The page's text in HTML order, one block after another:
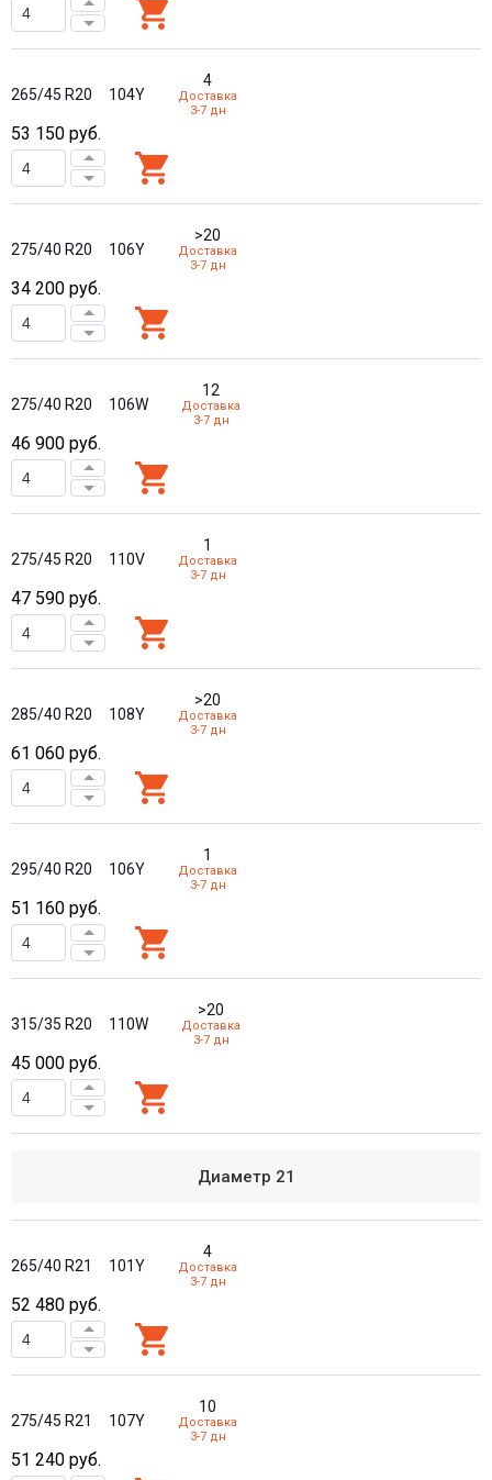
265/45 R20 104Y
4
Доставка
3-7 дн
53 150 руб.
275/40 R20 106Y
>20
Доставка
3-7 дн
34 200 руб.
275/40 R20 106W
12
Доставка
3-7 дн
46 900 руб.
275/45 R20 110V
1
Доставка
3-7 дн
47 590 руб.
285/40 R20 108Y
>20
Доставка
3-7 дн
61 060 руб.
295/40 R20 106Y
1
Доставка
3-7 дн
51 160 руб.
315/35 R20 110W
>20
Доставка
3-7 дн
45 000 руб.
Диаметр 21
265/40 R21 101Y
4
Доставка
3-7 дн
52 480 руб.
275/45 R21 107Y
10
Доставка
3-7 дн
51 240 руб.